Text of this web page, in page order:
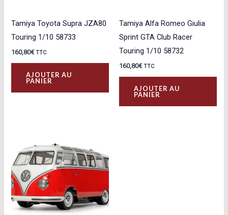
Tamiya Toyota Supra JZA80
Touring 1/10 58733
160,80€ TTC
AJOUTER AU
PANIER
Tamiya Alfa Romeo Giulia
Sprint GTA Club Racer
Touring 1/10 58732
160,80€ TTC
AJOUTER AU
PANIER